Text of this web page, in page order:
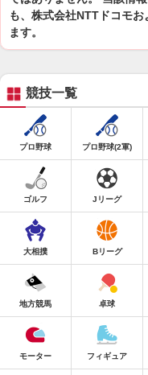
も、株式会社NTTドコモ
ます。
競技一覧
プロ野球 プロ野球(2軍)
ゴルフ Jリーグ
大相撲 Bリーグ
地方競馬 卓球
モーター フィギュア